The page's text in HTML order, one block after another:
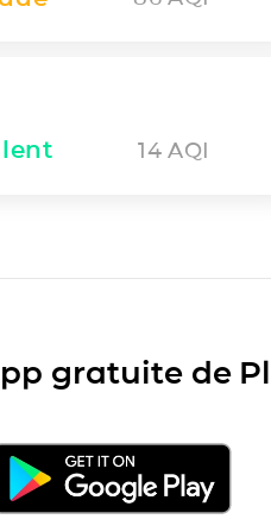
14 AQI
gratuite de